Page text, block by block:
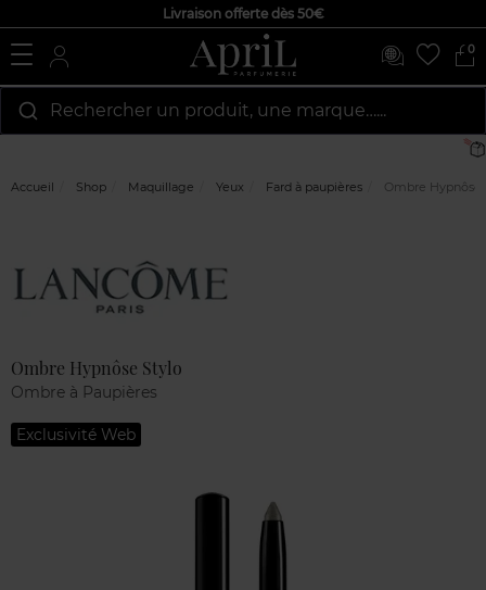
Livraison offerte dès 50€
0
Rechercher un produit, une marque…...
Accueil Shop Maquillage Yeux Fard à paupières Ombre Hypnôse
Ombre Hypnôse Stylo
Ombre à Paupières
Exclusivité Web